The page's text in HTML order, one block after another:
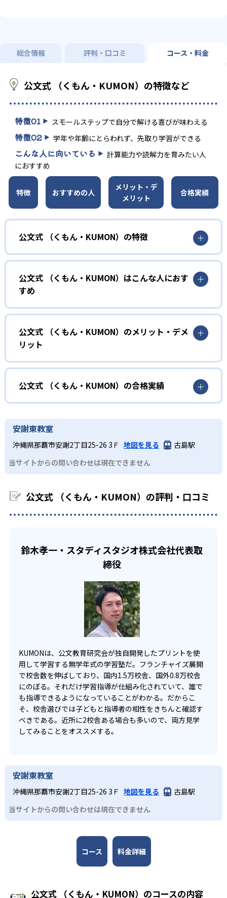
総合情報 評判・口コミ コース・料金
公文式 （くもん・KUMON）の特徴など
特徴01 スモールステップで自分で解ける喜びが味わえる
特徴02 学年や年齢にとらわれず、先取り学習ができる
こんな人に向いている
計算能力や読解力を育みたい人
におすすめ
特徴 おすすめの人
メリット・デ
メリット
合格実績
公文式 （くもん・KUMON）の特徴
01
無学年式の学力別学習
KUMONでは、年齢や学年にとらわれずに、一人ひとりの学
力に応じたレベルから学習を始めている。
確実に100点が取れるレベルから少しずつ難易度を上げてい
しさを経験できる。
ルステップで進んでいけるよう工夫されている。このスタ
イルは子どもの学習意欲をかき立てるため、教えてもらう
という受け身の姿勢ではなく、自ら進んで学ぶ姿勢を身に
つけられるだろう。
また、自学学習スタイルで学ぶ子どもたちは、自らの学習
課題に気がつくようになる。学年を超えた範囲も学習でき
03 フレキシブルな受講スタイル
KUMONでは、教室が開いている時間内であれば、何曜日に
い中高生にも通室しやすい。また、教室によっては自宅か
公文式 （くもん・KUMON）はこんな人におす
すめ
幼児
小学校に入る準備をしたい幼児向け
KUMONでは細かいステップに分かれた教材で、わかる楽し
さを経験しながら無理なく力を高めていける。
性格や学習への取り組み姿勢に合わせて内容も調整するた
め、小学校に入ってもつまずきにくい学力を身につけられ
るだろう。
中学に向けて苦手教科を克服したい子ども向け
KUMONでは経験豊富な先生が、子どものやる気を引き出せ
る。苦手な科目でも自分で解けた達成感を味わうことで、
少しずつ苦手意識を克服できるだろう。
中学生・高校生
部活や習い事と両立したい生徒向け
宿題の量や進め方に関しては、いつでも気軽に相談可能
公文式 （くもん・KUMON）のメリット・デメ
リット
どんなメリットがある？
KUMONでは自学自習スタイルで勉強するため、集中力や目
標に向かって頑張りやり抜く力を育むことができる。ま
た、年齢や学年にとらわれずに自分の学力に相応したレベ
ルから学習できるため、難しすぎてやる気を損ねたり、簡
単すぎて退屈することもない。
どんなデメリットがある？
KUMONでは、中高生のクラスでも数学・英語・国語の3教
科に限られるため、その他の教科に関しては他塾を検討す
公文式 （くもん・KUMON）の合格実績
KUMONは、公式サイトでは合格実績は公開していない。志
わせたい。
安謝東教室
沖縄県那覇市安謝2丁目25-26 3Ｆ 地図を見る
古島駅
当サイトからの問い合わせは現在できません
公文式 （くもん・KUMON）の評判・口コミ
鈴木孝一・スタディスタジオ株式会社代表取
締役
KUMONは、公文教育研究会が独自開発したプリントを使
用して学習する無学年式の学習塾だ。フランチャイズ展開
で校舎数を伸ばしており、国内1.5万校舎、国外0.8万校舎
にのぼる。それだけ学習指導が仕組み化されていて、誰で
も指導できるようになっていることがわかる。だからこ
そ、校舎選びでは子どもと指導者の相性をきちんと確認す
べきである。近所に2校舎ある場合も多いので、両方見学
してみることをオススメする。
安謝東教室
沖縄県那覇市安謝2丁目25-26 3Ｆ 地図を見る
古島駅
当サイトからの問い合わせは現在できません
コース 料金詳細
公文式 （くもん・KUMON）のコースの内容